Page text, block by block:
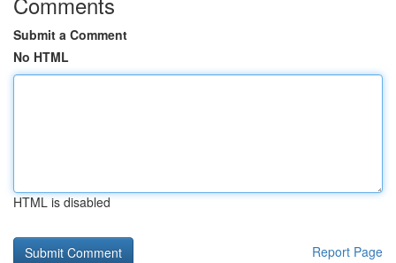
Submit a Comment
No HTML
HTML is disabled
Report Page